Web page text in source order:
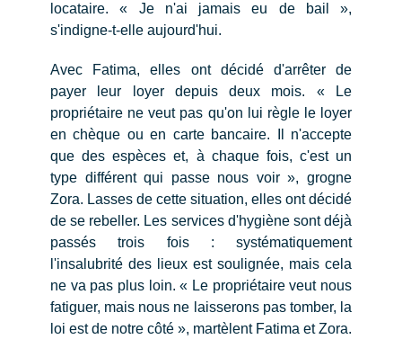
locataire. « Je n'ai jamais eu de bail »,
s'indigne-t-elle aujourd'hui.
Avec Fatima, elles ont décidé d'arrêter de
payer leur loyer depuis deux mois. « Le
propriétaire ne veut pas qu'on lui règle le loyer
en chèque ou en carte bancaire. Il n'accepte
que des espèces et, à chaque fois, c'est un
type différent qui passe nous voir », grogne
Zora. Lasses de cette situation, elles ont décidé
de se rebeller. Les services d'hygiène sont déjà
passés trois fois : systématiquement
l'insalubrité des lieux est soulignée, mais cela
ne va pas plus loin. « Le propriétaire veut nous
fatiguer, mais nous ne laisserons pas tomber, la
loi est de notre côté », martèlent Fatima et Zora.